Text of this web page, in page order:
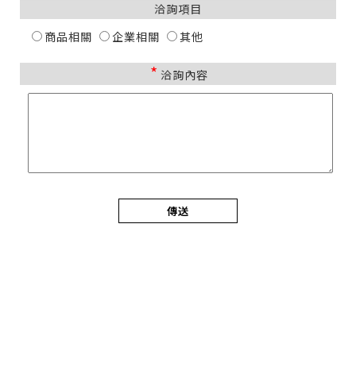
洽詢項目
商品相關
企業相關 其他
* 洽詢內容